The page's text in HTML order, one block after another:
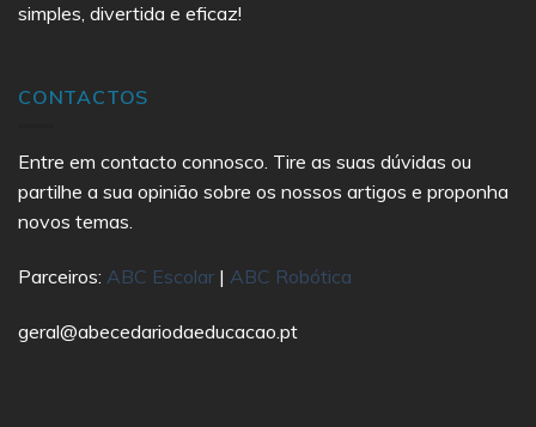
simples, divertida e eficaz!
CONTACTOS
Entre em contacto connosco. Tire as suas dúvidas ou
partilhe a sua opinião sobre os nossos artigos e proponha
novos temas.
Parceiros: ABC Escolar | ABC Robótica
geral@abecedariodaeducacao.pt